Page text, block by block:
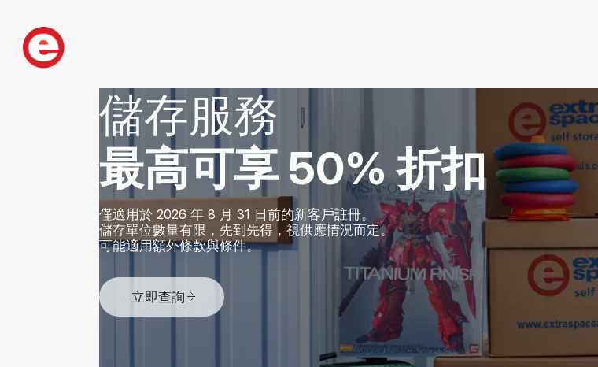
儲存服務
最高可享 50% 折扣
僅適用於 2026 年 8 月 31 日前的新客戶註冊。
儲存單位數量有限，先到先得，視供應情況而定。
可能適用額外條款與條件。
立即查詢